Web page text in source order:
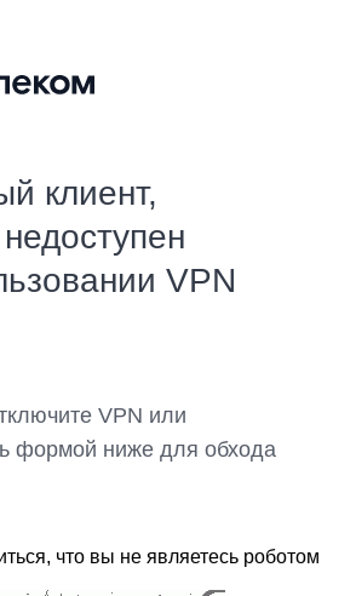
клиент,
VPN
VPN или
формой ниже для обхода
что вы не являетесь роботом